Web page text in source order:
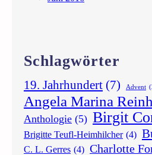
Schlagwörter
19. Jahrhundert (7) Advent
Angela Marina
Anthologie (5) Birgit
Brigitte Teufl-Heimhilcher (4)
C. L. Gerres (4) Charlotte